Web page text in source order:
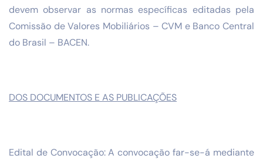
devem observar as normas específicas editadas pela
Comissão de Valores Mobiliários – CVM e Banco Central
do Brasil – BACEN.
DOS DOCUMENTOS E AS PUBLICAÇÕES
Edital de Convocação: A convocação far-se-á mediante